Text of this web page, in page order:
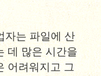
자는 파일에 산
데 많은 시간을
어려워지고 그